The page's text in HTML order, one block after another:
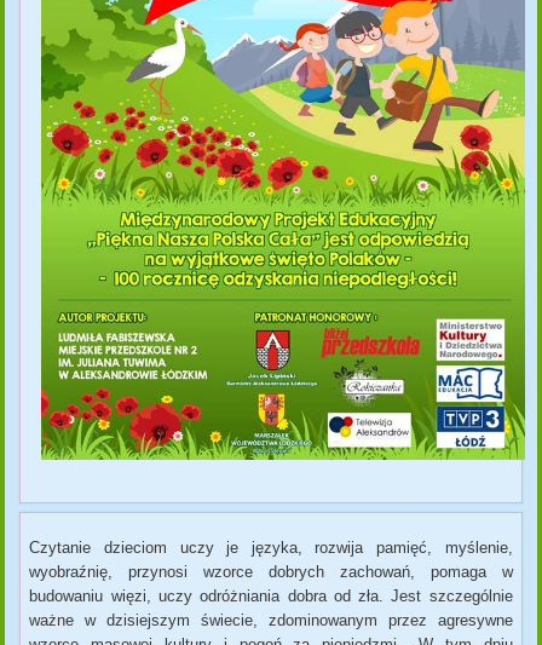
Czytanie dzieciom uczy je języka, rozwija pamięć, myślenie,
wyobraźnię, przynosi wzorce dobrych zachowań, pomaga w
budowaniu więzi, uczy odróżniania dobra od zła. Jest szczególnie
ważne w dzisiejszym świecie, zdominowanym przez agresywne